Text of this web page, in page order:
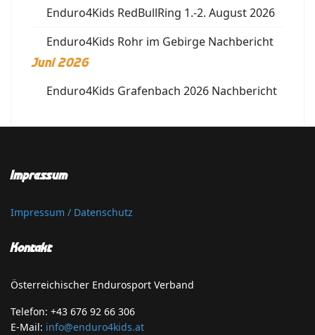
Enduro4Kids RedBullRing 1.-2. August 2026
Enduro4Kids Rohr im Gebirge Nachbericht
Juni 2026
Enduro4Kids Grafenbach 2026 Nachbericht
Impressum
Impressum / Datenschutz
Kontakt
Österreichischer Endurosport Verband
Telefon: +43 676 92 66 306
E-Mail: info@enduro4kids.at